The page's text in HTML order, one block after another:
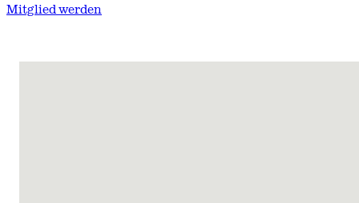
Mitglied werden